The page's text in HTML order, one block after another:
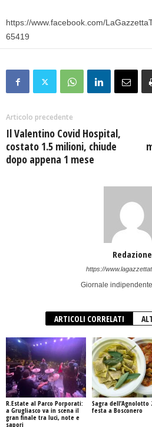
https://www.facebook.com/
65419
Articolo precedente
Il Valentino Covid Hospital,
costato 1.5 milioni, chiude
dopo appena 1 mese
Redazione
https://
Giornale
ARTICOLI CORRELATI
R.Estate al Parco Porporati:
a Grugliasco va in scena il
gran finale tra luci, note e
sapori
Sagra dell’Agnolotto
festa a Bosconero